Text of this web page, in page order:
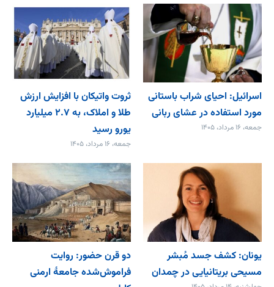
اسرائیل: احیای شراب باستانی
مورد استفاده در عشای ربانی
جمعه، ۱۶ مرداد، ۱۴۰۵
ثروت واتیکان با افزایش ارزش
طلا و املاک، به ۲.۷ میلیارد
یورو رسید
جمعه، ۱۶ مرداد، ۱۴۰۵
یونان: کشف جسد مُبشر
مسیحی بریتانیایی در چمدان
دو قرن حضور: روایت
فراموش‌شده جامعۀ ارمنی